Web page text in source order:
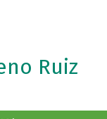
Ruiz